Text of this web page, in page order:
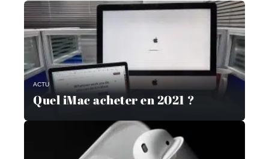
ACTU
Quel iMac acheter en 2021 ?